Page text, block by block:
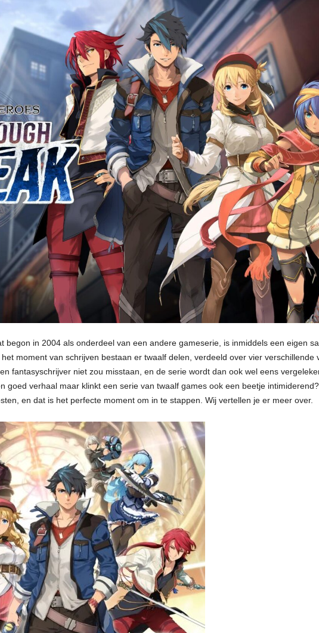
begon in 2004 als onderdeel van een andere gameserie, is inmiddels een eigen
moment van schrijven bestaan er twaalf delen, verdeeld over vier verschillende
fantasyschrijver niet zou misstaan, en de serie wordt dan ook wel eens
goed verhaal maar klinkt een serie van twaalf games ook een beetje
en dat is het perfecte moment om in te stappen. Wij vertellen je er meer over.